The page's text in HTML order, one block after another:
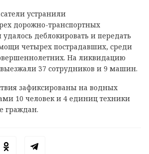
устранили
дорожно-транспортных
деблокировать и передать
четырех пострадавших, среди
На ликвидацию
37 сотрудников и 9 машин.
зафиксированы на водных
10 человек и 4 единиц техники
граждан.